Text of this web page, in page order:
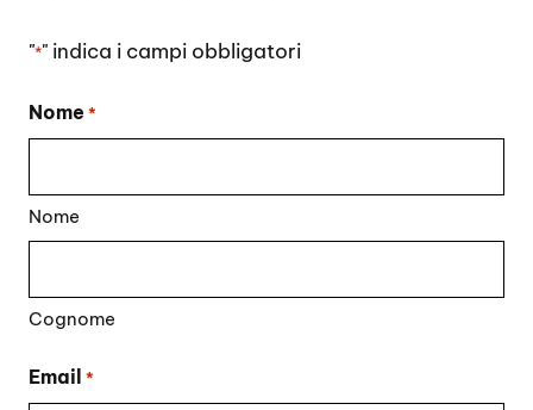
"*" indica i campi obbligatori
Nome *
Nome
Cognome
Email *